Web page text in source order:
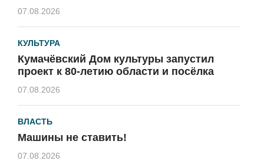
07.08.2026
КУЛЬТУРА
Кумачёвский Дом культуры запустил
проект к 80-летию области и посёлка
07.08.2026
ВЛАСТЬ
Машины не ставить!
07.08.2026